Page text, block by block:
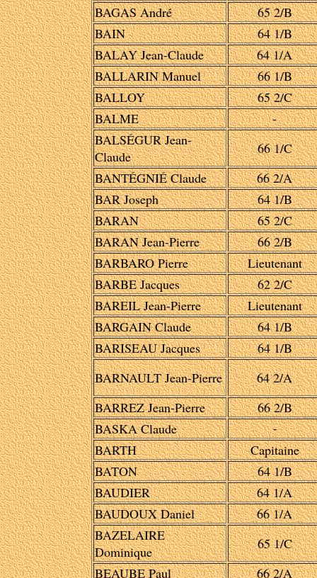
BAGAS André
65 2/B
BAIN
64 1/B
BALAY Jean-Claude
64 1/A
BALLARIN Manuel
66 1/B
BALLOY
65 2/C
BALME
-
BALSÉGUR Jean-
Claude
66 1/C
BANTÉGNIÉ Claude
66 2/A
BAR Joseph
64 1/B
BARAN
65 2/C
BARAN Jean-Pierre
66 2/B
BARBARO Pierre
Lieutenant
BARBE Jacques
62 2/C
BAREIL Jean-Pierre
Lieutenant
BARGAIN Claude
64 1/B
BARISEAU Jacques
64 1/B
BARNAULT Jean-Pierre
64 2/A
BARREZ Jean-Pierre
66 2/B
BASKA Claude
-
BARTH
Capitaine
BATON
64 1/B
BAUDIER
64 1/A
BAUDOUX Daniel
66 1/A
BAZELAIRE
Dominique
65 1/C
BEAUBE Paul
66 2/A